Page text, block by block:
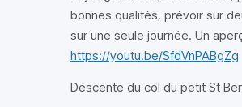
bonnes qualités, prévoir sur
sur une seule journée. Un
https://youtu.be/SfdVnPABgZg
Descente du col du petit St